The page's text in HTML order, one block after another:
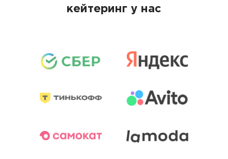
кейтеринг у нас